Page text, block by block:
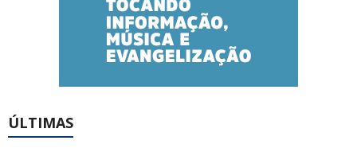
ÚLTIMAS